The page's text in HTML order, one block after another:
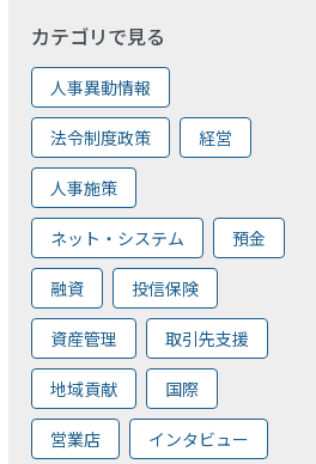
カテゴリで見る
人事異動情報
法令制度政策 経営
人事施策
ネット・システム 預金
融資 投信保険
資産管理 取引先支援
地域貢献 国際
営業店 インタビュー